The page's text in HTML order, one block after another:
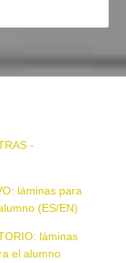
-
láminas para
(ES/EN)
láminas
el alumno